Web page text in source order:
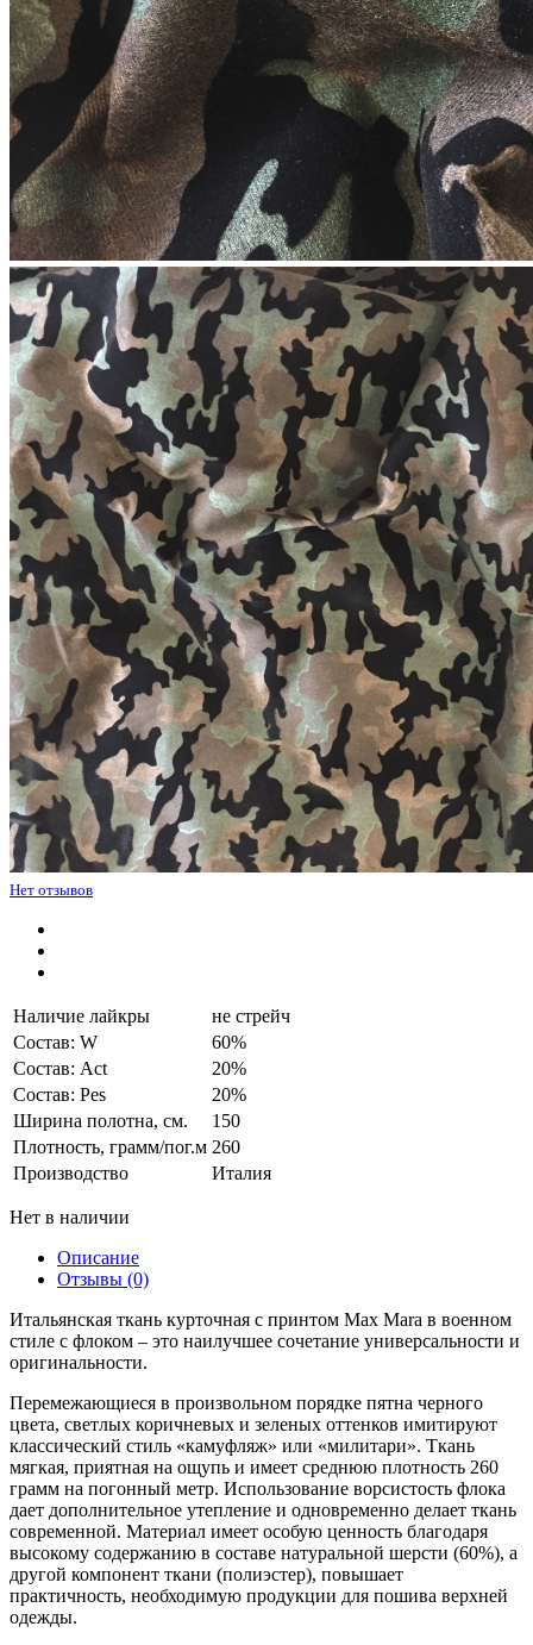
Нет отзывов
Наличие лайкры
не стрейч
Состав: W
60%
Состав: Act
20%
Состав: Pes
20%
Ширина полотна, см.
150
Плотность, грамм/пог.м 260
Производство
Италия
Нет в наличии
Описание
Отзывы (0)
Итальянская ткань курточная с принтом Max Mara в военном
стиле с флоком – это наилучшее сочетание универсальности и
оригинальности.
Перемежающиеся в произвольном порядке пятна черного
цвета, светлых коричневых и зеленых оттенков имитируют
классический стиль «камуфляж» или «милитари». Ткань
мягкая, приятная на ощупь и имеет среднюю плотность 260
грамм на погонный метр. Использование ворсистость флока
дает дополнительное утепление и одновременно делает ткань
современной. Материал имеет особую ценность благодаря
высокому содержанию в составе натуральной шерсти (60%), а
другой компонент ткани (полиэстер), повышает
практичность, необходимую продукции для пошива верхней
одежды.